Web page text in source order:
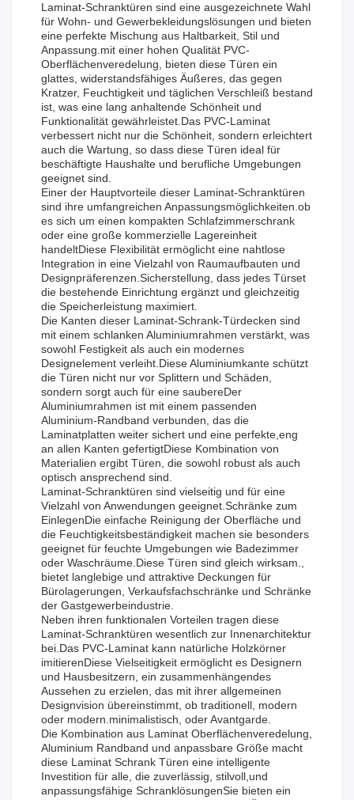
Laminat-Schranktüren sind eine ausgezeichnete Wahl
für Wohn- und Gewerbekleidungslösungen und bieten
eine perfekte Mischung aus Haltbarkeit, Stil und
Anpassung.mit einer hohen Qualität PVC-
Oberflächenveredelung, bieten diese Türen ein
glattes, widerstandsfähiges Äußeres, das gegen
Kratzer, Feuchtigkeit und täglichen Verschleiß bestand
ist, was eine lang anhaltende Schönheit und
Funktionalität gewährleistet.Das PVC-Laminat
verbessert nicht nur die Schönheit, sondern erleichtert
auch die Wartung, so dass diese Türen ideal für
beschäftigte Haushalte und berufliche Umgebungen
geeignet sind.
Einer der Hauptvorteile dieser Laminat-Schranktüren
sind ihre umfangreichen Anpassungsmöglichkeiten.ob
es sich um einen kompakten Schlafzimmerschrank
oder eine große kommerzielle Lagereinheit
handeltDiese Flexibilität ermöglicht eine nahtlose
Integration in eine Vielzahl von Raumaufbauten und
Designpräferenzen.Sicherstellung, dass jedes Türset
die bestehende Einrichtung ergänzt und gleichzeitig
die Speicherleistung maximiert.
Die Kanten dieser Laminat-Schrank-Türdecken sind
mit einem schlanken Aluminiumrahmen verstärkt, was
sowohl Festigkeit als auch ein modernes
Designelement verleiht.Diese Aluminiumkante schützt
die Türen nicht nur vor Splittern und Schäden,
sondern sorgt auch für eine saubereDer
Aluminiumrahmen ist mit einem passenden
Aluminium-Randband verbunden, das die
Laminatplatten weiter sichert und eine perfekte,eng
an allen Kanten gefertigtDiese Kombination von
Materialien ergibt Türen, die sowohl robust als auch
optisch ansprechend sind.
Laminat-Schranktüren sind vielseitig und für eine
Vielzahl von Anwendungen geeignet.Schränke zum
EinlegenDie einfache Reinigung der Oberfläche und
die Feuchtigkeitsbeständigkeit machen sie besonders
geeignet für feuchte Umgebungen wie Badezimmer
oder Waschräume.Diese Türen sind gleich wirksam.,
bietet langlebige und attraktive Deckungen für
Bürolagerungen, Verkaufsfachschränke und Schränke
der Gastgewerbeindustrie.
Neben ihren funktionalen Vorteilen tragen diese
Laminat-Schranktüren wesentlich zur Innenarchitektur
bei.Das PVC-Laminat kann natürliche Holzkörner
imitierenDiese Vielseitigkeit ermöglicht es Designern
und Hausbesitzern, ein zusammenhängendes
Aussehen zu erzielen, das mit ihrer allgemeinen
Designvision übereinstimmt, ob traditionell, modern
oder modern.minimalistisch, oder Avantgarde.
Die Kombination aus Laminat Oberflächenveredelung,
Aluminium Randband und anpassbare Größe macht
diese Laminat Schrank Türen eine intelligente
Investition für alle, die zuverlässig, stilvoll,und
anpassungsfähige SchranklösungenSie bieten ein